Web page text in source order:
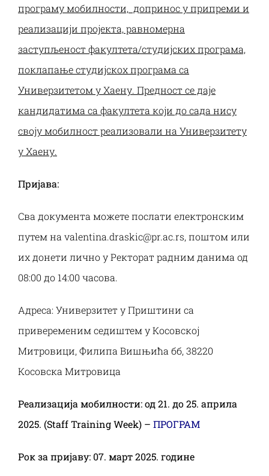
програму мобилности, допринос у припреми и
реализацији пројекта, равномерна
заступљеност факултета/студијских програма,
поклапање студијскох програма са
Универзитетом у Хаену. Предност се даје
кандидатима са факултета који до сада нису
своју мобилност реализовали на Универзитету
у Хаену.
Пријава:
Сва документа можете послати електронским
путем на valentina.draskic@pr.ac.rs, поштом или
их донети лично у Ректорат радним данима од
08:00 до 14:00 часова.
Адреса: Универзитет у Приштини са
привеременим седиштем у Косовској
Митровици, Филипа Вишњића бб, 38220
Косовска Митровица
Реализација мобилности: од 21. до 25. априла
2025. (Staff Training Week) – ПРОГРАМ
Рок за пријаву: 07. март 2025. године